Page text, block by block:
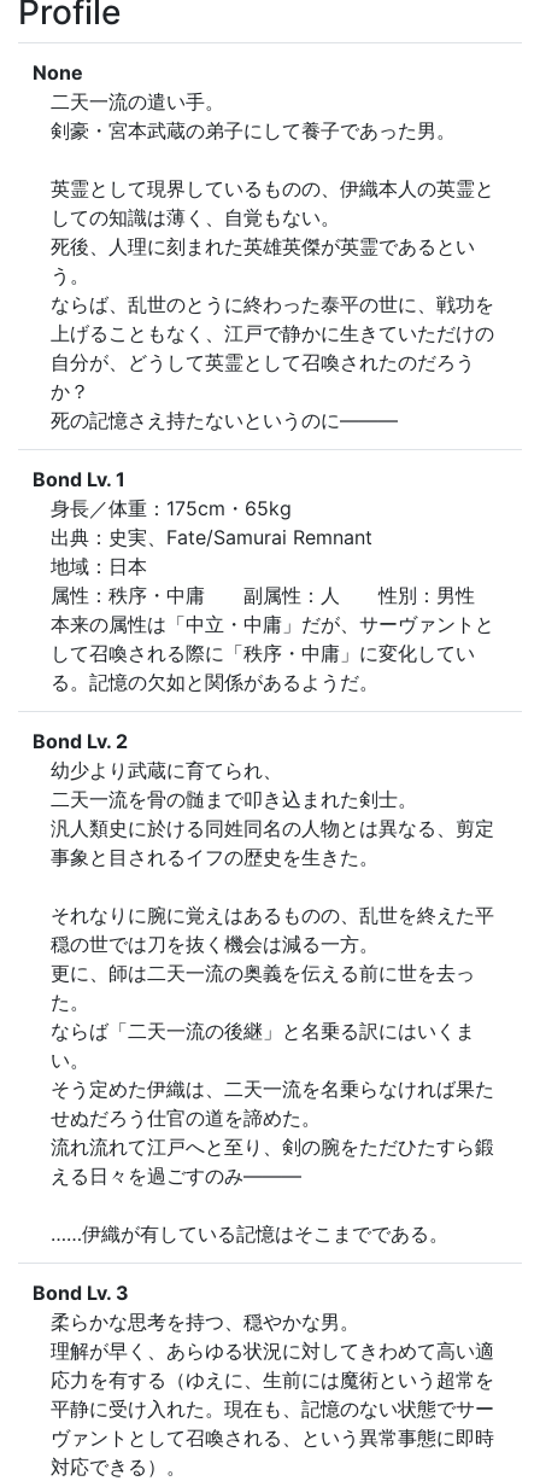
Profile
None
二天一流の遣い手。
剣豪・宮本武蔵の弟子にして養子であった男。
英霊として現界しているものの、伊織本人の英霊と
しての知識は薄く、自覚もない。
死後、人理に刻まれた英雄英傑が英霊であるとい
う。
ならば、乱世のとうに終わった泰平の世に、戦功を
上げることもなく、江戸で静かに生きていただけの
自分が、どうして英霊として召喚されたのだろう
か？
死の記憶さえ持たないというのに―――
Bond Lv. 1
身長／体重：175cm・65kg
出典：史実、Fate/Samurai Remnant
地域：日本
属性：秩序・中庸　　副属性：人　　性別：男性
本来の属性は「中立・中庸」だが、サーヴァントと
して召喚される際に「秩序・中庸」に変化してい
る。記憶の欠如と関係があるようだ。
Bond Lv. 2
幼少より武蔵に育てられ、
二天一流を骨の髄まで叩き込まれた剣士。
汎人類史に於ける同姓同名の人物とは異なる、剪定
事象と目されるイフの歴史を生きた。
それなりに腕に覚えはあるものの、乱世を終えた平
穏の世では刀を抜く機会は減る一方。
更に、師は二天一流の奥義を伝える前に世を去っ
た。
ならば「二天一流の後継」と名乗る訳にはいくま
い。
そう定めた伊織は、二天一流を名乗らなければ果た
せぬだろう仕官の道を諦めた。
流れ流れて江戸へと至り、剣の腕をただひたすら鍛
える日々を過ごすのみ―――
……伊織が有している記憶はそこまでである。
Bond Lv. 3
柔らかな思考を持つ、穏やかな男。
理解が早く、あらゆる状況に対してきわめて高い適
応力を有する（ゆえに、生前には魔術という超常を
平静に受け入れた。現在も、記憶のない状態でサー
ヴァントとして召喚される、という異常事態に即時
対応できる）。